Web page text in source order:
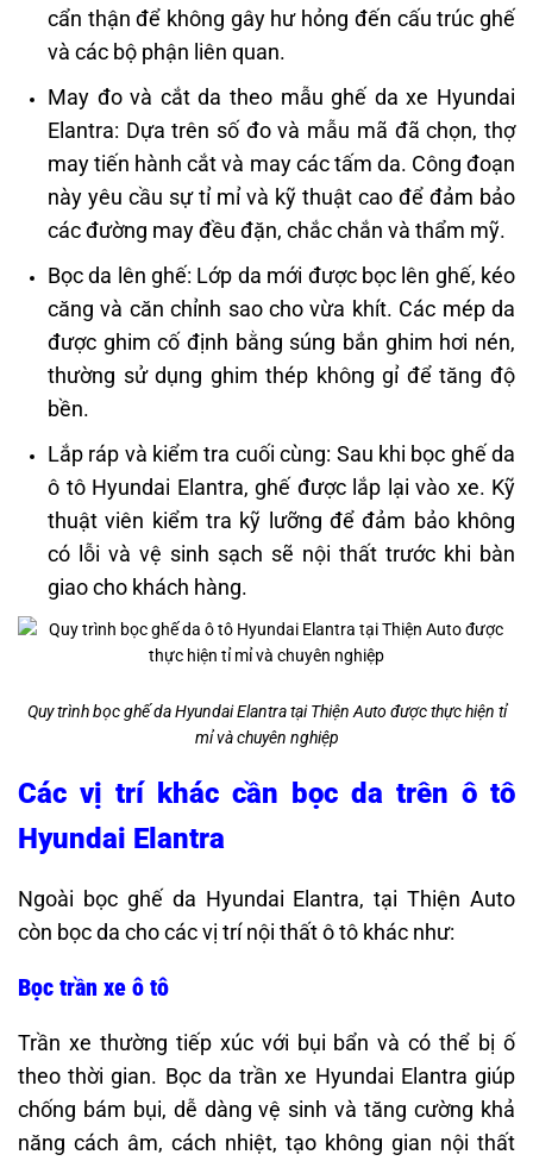
cẩn thận để không gây hư hỏng đến cấu trúc ghế
và các bộ phận liên quan. ​
May đo và cắt da theo mẫu ghế da xe Hyundai
Elantra: Dựa trên số đo và mẫu mã đã chọn, thợ
may tiến hành cắt và may các tấm da. Công đoạn
này yêu cầu sự tỉ mỉ và kỹ thuật cao để đảm bảo
các đường may đều đặn, chắc chắn và thẩm mỹ.
Bọc da lên ghế: Lớp da mới được bọc lên ghế, kéo
căng và căn chỉnh sao cho vừa khít. Các mép da
được ghim cố định bằng súng bắn ghim hơi nén,
thường sử dụng ghim thép không gỉ để tăng độ
bền.
Lắp ráp và kiểm tra cuối cùng: Sau khi bọc ghế da
ô tô Hyundai Elantra, ghế được lắp lại vào xe. Kỹ
thuật viên kiểm tra kỹ lưỡng để đảm bảo không
có lỗi và vệ sinh sạch sẽ nội thất trước khi bàn
giao cho khách hàng. ​
Quy trình bọc ghế da Hyundai Elantra tại Thiện Auto được thực hiện tỉ
mỉ và chuyên nghiệp
Các vị trí khác cần bọc da trên ô tô
Hyundai Elantra
Ngoài bọc ghế da Hyundai Elantra, tại Thiện Auto
còn bọc da cho các vị trí nội thất ô tô khác như:​
Bọc trần xe ô tô
Trần xe thường tiếp xúc với bụi bẩn và có thể bị ố
theo thời gian. Bọc da trần xe Hyundai Elantra giúp
chống bám bụi, dễ dàng vệ sinh và tăng cường khả
năng cách âm, cách nhiệt, tạo không gian nội thất